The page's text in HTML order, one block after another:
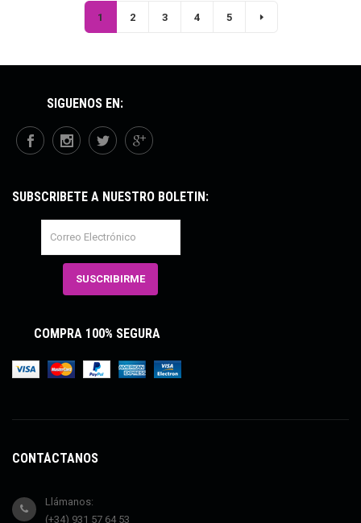
1 2 3 4 5
SÍGUENOS EN:
SUBSCRÍBETE A NUESTRO BOLETÍN:
COMPRA 100% SEGURA
CONTÁCTANOS
Llámanos:
(+34) 931 57 64 53